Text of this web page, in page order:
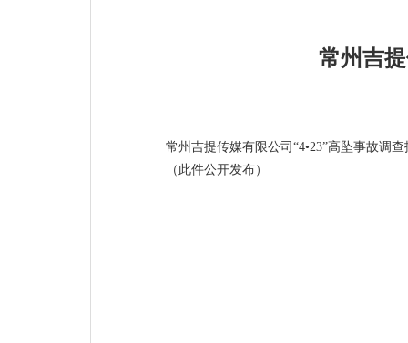
常州吉
常州吉提传媒有限公司“4•23”高坠事故调查
（此件公开发布）